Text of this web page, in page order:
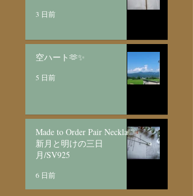
3 日前
空ハート🫶✨
5 日前
Made to Order Pair Necklace
新月と明けの三日
月/SV925
6 日前